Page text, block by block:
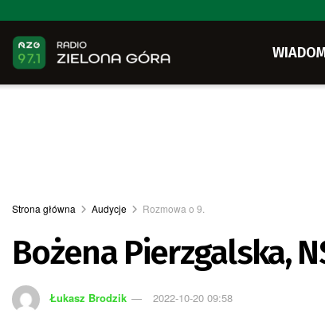
Strona główna Audycje Rozmowa o 9.
Bożena Pierzgalska,
Łukasz Brodzik 2022-10-20 09:58